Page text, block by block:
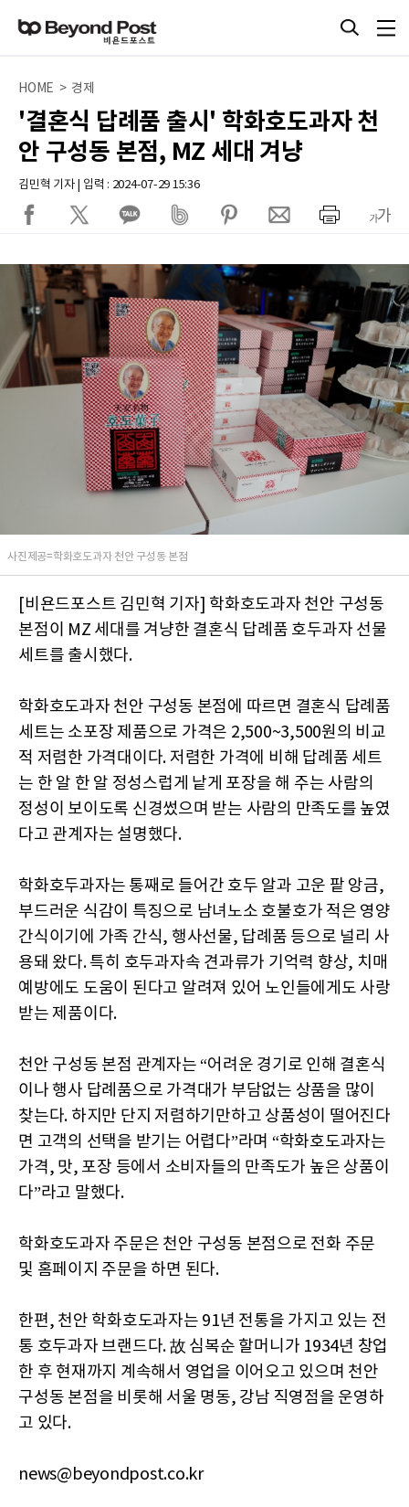
HOME > 경제
'결혼식 답례품 출시' 학화호도과자 천
안 구성동 본점, MZ 세대 겨냥
김민혁 기자 | 입력 : 2024-07-29 15:36
사진제공=학화호도과자 천안 구성동 본점
[비욘드포스트 김민혁 기자] 학화호도과자 천안 구성동
본점이 MZ 세대를 겨냥한 결혼식 답례품 호두과자 선물
세트를 출시했다.
학화호도과자 천안 구성동 본점에 따르면 결혼식 답례품
세트는 소포장 제품으로 가격은 2,500~3,500원의 비교
적 저렴한 가격대이다. 저렴한 가격에 비해 답례품 세트
는 한 알 한 알 정성스럽게 낱게 포장을 해 주는 사람의
정성이 보이도록 신경썼으며 받는 사람의 만족도를 높였
다고 관계자는 설명했다.
학화호두과자는 통째로 들어간 호두 알과 고운 팥 앙금,
부드러운 식감이 특징으로 남녀노소 호불호가 적은 영양
간식이기에 가족 간식, 행사선물, 답례품 등으로 널리 사
용돼 왔다. 특히 호두과자속 견과류가 기억력 향상, 치매
예방에도 도움이 된다고 알려져 있어 노인들에게도 사랑
받는 제품이다.
천안 구성동 본점 관계자는 “어려운 경기로 인해 결혼식
이나 행사 답례품으로 가격대가 부담없는 상품을 많이
찾는다. 하지만 단지 저렴하기만하고 상품성이 떨어진다
면 고객의 선택을 받기는 어렵다”라며 “학화호도과자는
가격, 맛, 포장 등에서 소비자들의 만족도가 높은 상품이
다”라고 말했다.
학화호도과자 주문은 천안 구성동 본점으로 전화 주문
및 홈페이지 주문을 하면 된다.
한편, 천안 학화호도과자는 91년 전통을 가지고 있는 전
통 호두과자 브랜드다. 故 심복순 할머니가 1934년 창업
한 후 현재까지 계속해서 영업을 이어오고 있으며 천안
구성동 본점을 비롯해 서울 명동, 강남 직영점을 운영하
고 있다.
news@beyondpost.co.kr